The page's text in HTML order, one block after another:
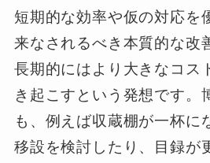
短期的な効率や仮の対応を
来なされるべき本質的な改
長期的にはより大きなコス
き起こすという発想です。
も、例えば収蔵棚が一杯に
移設を検討したり、目録が